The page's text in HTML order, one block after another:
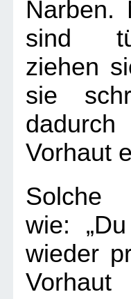
Narben.
sind
ziehen
sie
Vorhaut
Solche
wie:
wieder